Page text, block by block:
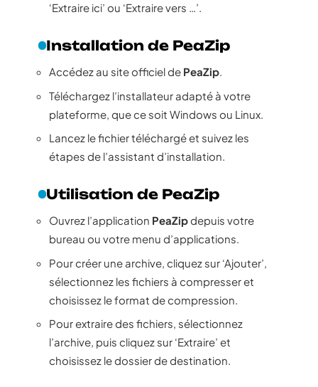
‘Extraire ici’ ou ‘Extraire vers …’.
Installation de PeaZip
Accédez au site officiel de PeaZip.
Téléchargez l’installateur adapté à votre
plateforme, que ce soit Windows ou Linux.
Lancez le fichier téléchargé et suivez les
étapes de l’assistant d’installation.
Utilisation de PeaZip
Ouvrez l’application PeaZipdepuis votre
bureau ou votre menu d’applications.
Pour créer une archive, cliquez sur ‘Ajouter’,
sélectionnez les fichiers à compresser et
choisissez le format de compression.
Pour extraire des fichiers, sélectionnez
l’archive, puis cliquez sur ‘Extraire’ et
choisissez le dossier de destination.